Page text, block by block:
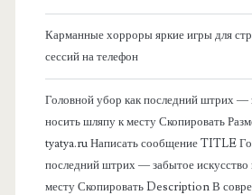
Карманные хорроры яркие игры для
сессий на телефон
Головной убор как последний штрих —
носить шляпу к месту Скопировать
tyatya.ru Написать сообщение TITLE
последний штрих — забытое искусство
месту Скопировать Description В